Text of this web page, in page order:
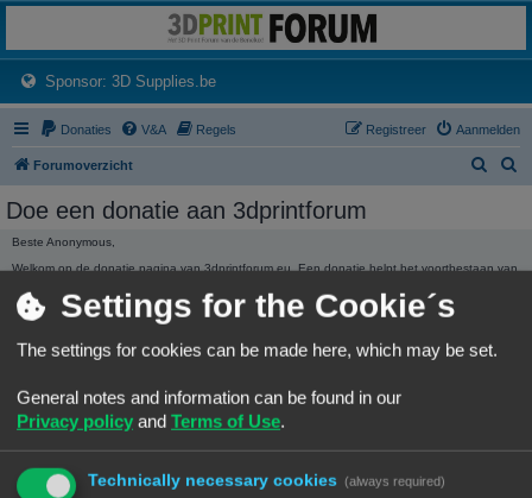
Het 3D print forum van de Benelux na de sluiting van 3dprintforum.nl
Sponsor: 3D Supplies.be(Opens a new tab)
Donaties V&A Regels Aanmelden
Registreer
Forumoverzicht
Doe een donatie aan 3dprintforum
Beste Anonymous,
Welkom op de donatie pagina van 3dprintforum.eu. Een donatie helpt het voortbestaan van
Dank, Het beheer.
3dprintforum.eu
DONATIE STATISTIEKEN
Settings for the Cookie´s
The settings for cookies can be made here, which may be set.
General notes and information can be found in our
Privacy policy and Terms of Use.
Technically necessary cookies (always required)